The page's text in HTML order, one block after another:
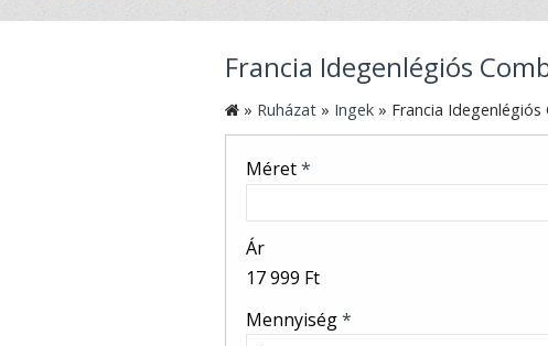
Francia Idegenlégiós
» Ruházat » Ingek » Francia Idegenlégiós
Méret*
Ár
17 999 Ft
Mennyiség*